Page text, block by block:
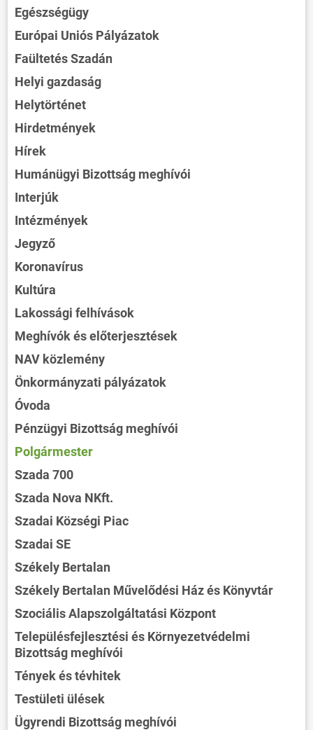
Egészségügy
Európai Uniós Pályázatok
Faültetés Szadán
Helyi gazdaság
Helytörténet
Hirdetmények
Hírek
Humánügyi Bizottság meghívói
Interjúk
Intézmények
Jegyző
Koronavírus
Kultúra
Lakossági felhívások
Meghívók és előterjesztések
NAV közlemény
Önkormányzati pályázatok
Óvoda
Pénzügyi Bizottság meghívói
Polgármester
Szada 700
Szada Nova NKft.
Szadai Községi Piac
Szadai SE
Székely Bertalan
Székely Bertalan Művelődési Ház és Könyvtár
Szociális Alapszolgáltatási Központ
Településfejlesztési és Környezetvédelmi
Bizottság meghívói
Tények és tévhitek
Testületi ülések
Ügyrendi Bizottság meghívói